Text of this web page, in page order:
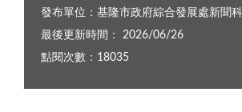
發布單位：基隆市政府綜合發展處新聞科
最後更新時間： 2026/06/26
點閱次數：18035